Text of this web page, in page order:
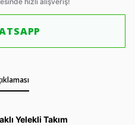
Yelekli Takım